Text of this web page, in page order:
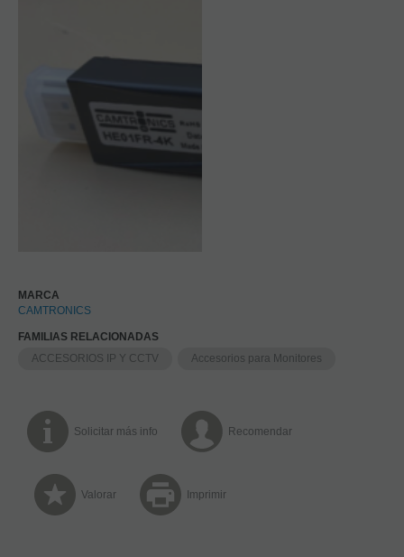
MARCA
CAMTRONICS
FAMILIAS RELACIONADAS
ACCESORIOS IP Y CCTV
Accesorios para Monitores
Solicitar más info Recomendar
Valorar Imprimir